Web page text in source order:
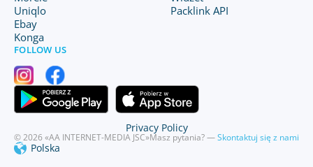
Uniqlo
Ebay
Konga
Packlink API
FOLLOW US
© 2026 «AA INTERNET-MEDIA JSC»Masz pytania? —Skontaktuj się z nami
Polska
Privacy Policy